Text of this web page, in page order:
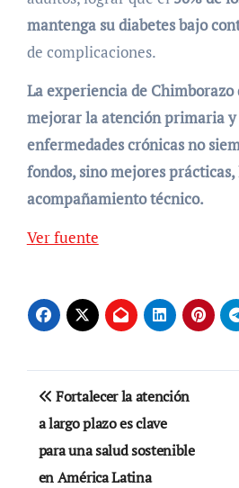
mantenga su diabetes bajo
de complicaciones.
La experiencia de Chimborazo
mejorar la atención primaria
enfermedades crónicas no
fondos, sino mejores
acompañamiento técnico.
Ver fuente
Navegación
de
entradas
Fortalecer la atención
a largo plazo es clave
para una salud sostenible
en América Latina